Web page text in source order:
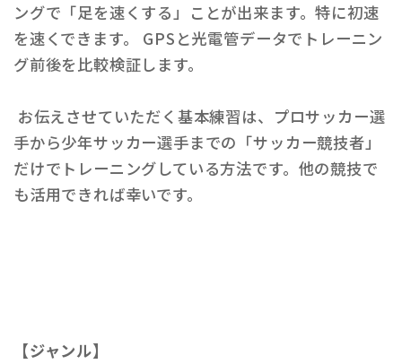
ングで「足を速くする」ことが出来ます。特に初速
を速くできます。 GPSと光電管データでトレーニン
グ前後を比較検証します。
お伝えさせていただく基本練習は、プロサッカー選
手から少年サッカー選手までの「サッカー競技者」
だけでトレーニングしている方法です。他の競技で
も活用できれば幸いです。
【ジャンル】